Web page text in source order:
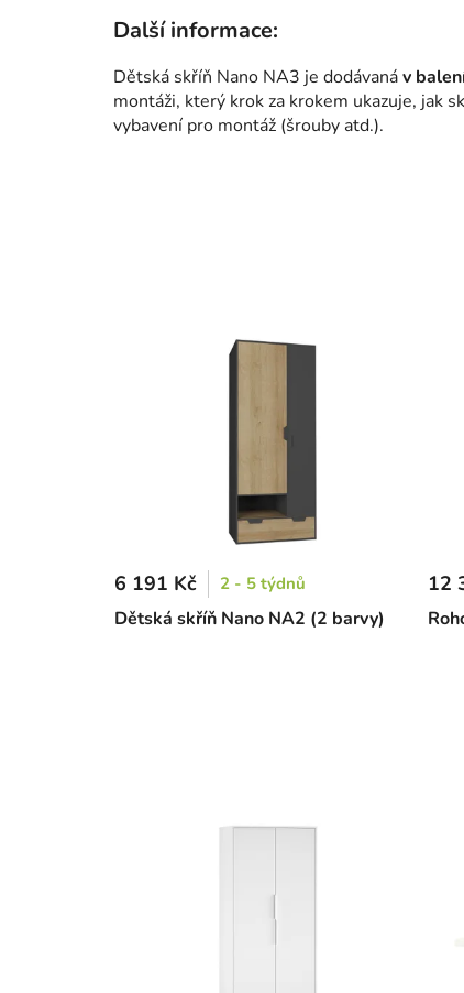
Další informace:
Dětská skříň Nano NA3 je dodávanáv
montáži, který krok za krokem ukazuje, jak
vybavení pro montáž (šrouby atd.).
Dětská skříň Nano NA2 (2 barvy)
6 191 Kč 2 - 5 týdnů 12